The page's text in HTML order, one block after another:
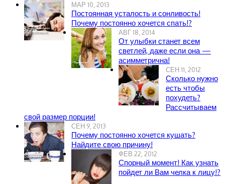
МАР 10, 2013
Постоянная усталость и сонливость!
Почему постоянно хочется спать!?
АВГ 18, 2014
От улыбки станет всем
светлей, даже если она —
асимметрична!
СЕН 11, 2012
Сколько нужно
есть чтобы
похудеть?
Рассчитываем
свой размер порции!
СЕН 9, 2013
Почему постоянно хочется кушать?
Найдите свою причину!
ФЕВ 22, 2012
Спорный момент! Как узнать
пойдет ли Вам челка к лицу!?